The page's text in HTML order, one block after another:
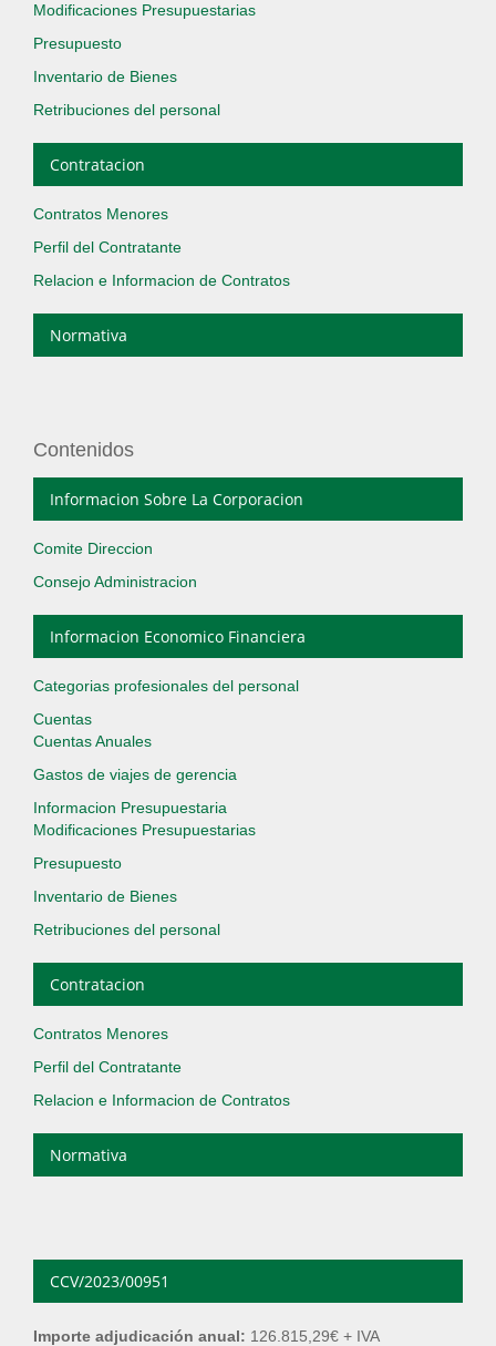
Modificaciones Presupuestarias
Presupuesto
Inventario de Bienes
Retribuciones del personal
Contratacion
Contratos Menores
Perfil del Contratante
Relacion e Informacion de Contratos
Normativa
Contenidos
Informacion Sobre La Corporacion
Comite Direccion
Consejo Administracion
Informacion Economico Financiera
Categorias profesionales del personal
Cuentas
Cuentas Anuales
Gastos de viajes de gerencia
Informacion Presupuestaria
Modificaciones Presupuestarias
Presupuesto
Inventario de Bienes
Retribuciones del personal
Contratacion
Contratos Menores
Perfil del Contratante
Relacion e Informacion de Contratos
Normativa
CCV/2023/00951
Importe adjudicación anual: 126.815,29€ + IVA